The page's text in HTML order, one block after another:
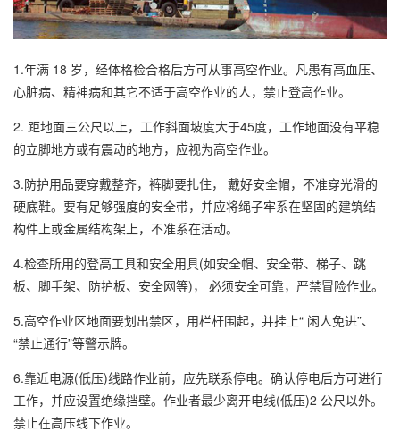
1.年满 18 岁，经体格检合格后方可从事高空作业。凡患有高血压、
心脏病、精神病和其它不适于高空作业的人，禁止登高作业。
2. 距地面三公尺以上，工作斜面坡度大于45度，工作地面没有平稳
的立脚地方或有震动的地方，应视为高空作业。
3.防护用品要穿戴整齐，裤脚要扎住， 戴好安全帽，不准穿光滑的
硬底鞋。要有足够强度的安全带，并应将绳子牢系在坚固的建筑结
构件上或金属结构架上，不准系在活动。
4.检查所用的登高工具和安全用具(如安全帽、安全带、梯子、跳
板、脚手架、防护板、安全网等)， 必须安全可靠，严禁冒险作业。
5.高空作业区地面要划出禁区，用栏杆围起，并挂上“ 闲人免进”、
“禁止通行”等警示牌。
6.靠近电源(低压)线路作业前，应先联系停电。确认停电后方可进行
工作，并应设置绝缘挡壁。作业者最少离开电线(低压)2 公尺以外。
禁止在高压线下作业。